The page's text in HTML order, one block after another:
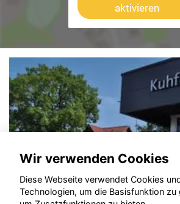
aktivieren
Wir verwenden Cookies
Diese Webseite verwendet Cookies
Technologien, um die Basisfunktion zu